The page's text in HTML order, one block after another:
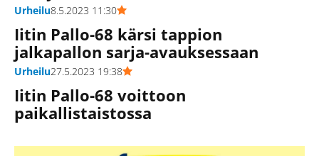
Urheilu8.5.2023 11:30
Iitin Pallo-68 kärsi tappion
jalkapallon sarja-avauksessaan
Urheilu27.5.2023 19:38
Iitin Pallo-68 voittoon
paikallistaistossa